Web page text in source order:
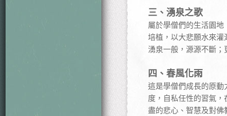
三、湧泉之歌
屬於學僧們的生活園
培植，以大悲願水來
湧泉一般，源源不斷
四、春風化雨
這是學僧們成長的原
度，自私任性的習氣
盡的悲心、智慧及對